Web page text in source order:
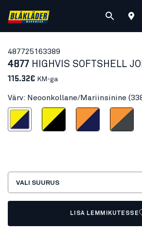
487725163389
4877 HIGHVIS SOFTSHELL
115.32€ KM-ga
Värv: Neoonkollane/Mariinsinine
Mariinsinine
Neoonkollane/Must
Neoonoranž/Mariinsinine
Hi-Vis Orange/
VALI SUURUS
LISA LEMMIKUTESSE